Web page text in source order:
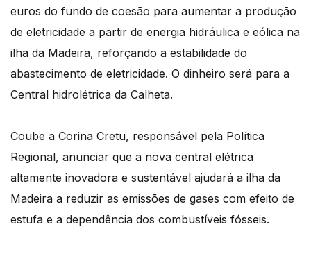
euros do fundo de coesão para aumentar a produção
de eletricidade a partir de energia hidráulica e eólica na
ilha da Madeira, reforçando a estabilidade do
abastecimento de eletricidade. O dinheiro será para a
Central hidrolétrica da Calheta.
Coube a Corina Cretu, responsável pela Política
Regional, anunciar que a nova central elétrica
altamente inovadora e sustentável ajudará a ilha da
Madeira a reduzir as emissões de gases com efeito de
estufa e a dependência dos combustíveis fósseis.